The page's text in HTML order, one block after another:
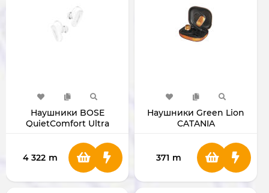
Наушники BOSE
QuietComfort Ultra
4 322 m
Наушники Green Lion
CATANIA
371 m